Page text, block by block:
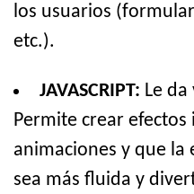
los usuarios
etc.).
JAVASCRIPT: Le
Permite crear efectos
animaciones y que la
sea más fluida y